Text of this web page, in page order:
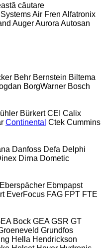
căutare
Air Fren Alfatronix
AugerAurora Autosan
Behr Bernstein Biltema
BorgWarner Bosch
Bürkert CEI Calix
Continental Ctek Cummins
Danfoss Defa Delphi
Dirna Dometic
Eberspächer Ebmpapst
EverFocus FAG FPT FTE
Bock GEA GSR GT
Grundfos
Hella Hendrickson